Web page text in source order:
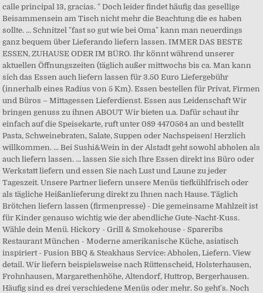
calle principal 13, gracias. " Doch leider findet häufig das gesellige
Beisammensein am Tisch nicht mehr die Beachtung die es haben
sollte. ... Schnitzel "fast so gut wie bei Oma" kann man neuerdings
ganz bequem über Lieferando liefern lassen. IMMER DAS BESTE
ESSEN, ZUHAUSE ODER IM BÜRO. Ihr könnt während unserer
aktuellen Öffnungszeiten (täglich außer mittwochs bis ca. Man kann
sich das Essen auch liefern lassen für 3.50 Euro Liefergebühr
(innerhalb eines Radius von 5 Km). Essen bestellen für Privat, Firmen
und Büros – Mittagessen Lieferdienst. Essen aus Leidenschaft Wir
bringen genuss zu ihnen ABOUT Wir bieten u.a. Dafür schaut ihr
einfach auf die Speisekarte, ruft unter 089 4470564 an und bestellt
Pasta, Schweinebraten, Salate, Suppen oder Nachspeisen! Herzlich
willkommen. ... Bei Sushi&Wein in der Alstadt geht sowohl abholen als
auch liefern lassen. ... lassen Sie sich Ihre Essen direkt ins Büro oder
Werkstatt liefern und essen Sie nach Lust und Laune zu jeder
Tageszeit. Unsere Partner liefern unsere Menüs tiefkühlfrisch oder
als tägliche Heißanlieferung direkt zu Ihnen nach Hause. Täglich
Brötchen liefern lassen (firmenpresse) - Die gemeinsame Mahlzeit ist
für Kinder genauso wichtig wie der abendliche Gute-Nacht-Kuss.
Wähle dein Menü. Hickory - Grill & Smokehouse - Spareribs
Restaurant München - Moderne amerikanische Küche, asiatisch
inspiriert - Fusion BBQ & Steakhaus Service: Abholen, Liefern. View
detail. Wir liefern beispielsweise nach Rüttenscheid, Holsterhausen,
Frohnhausen, Margarethenhöhe, Altendorf, Huttrop, Bergerhausen.
Häufig sind es drei verschiedene Menüs oder mehr. So geht's. Noch